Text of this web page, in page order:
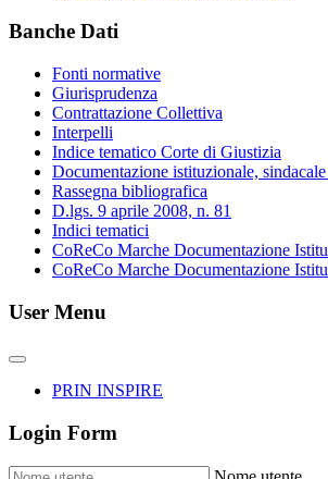
Banche Dati
Fonti normative
Giurisprudenza
Contrattazione Collettiva
Interpelli
Indice tematico Corte di Giustizia
Documentazione istituzionale,
Rassegna bibliografica
D.lgs. 9 aprile 2008, n. 81
Indici tematici
CoReCo Marche Documentazione
CoReCo Marche Documentazione
User Menu
PRIN INSPIRE
Login Form